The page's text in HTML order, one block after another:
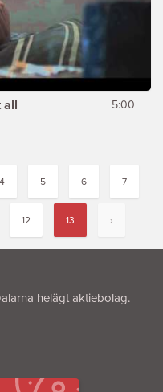
all 5:00
4 5 6 7
12 13 ›
helägt aktiebolag.